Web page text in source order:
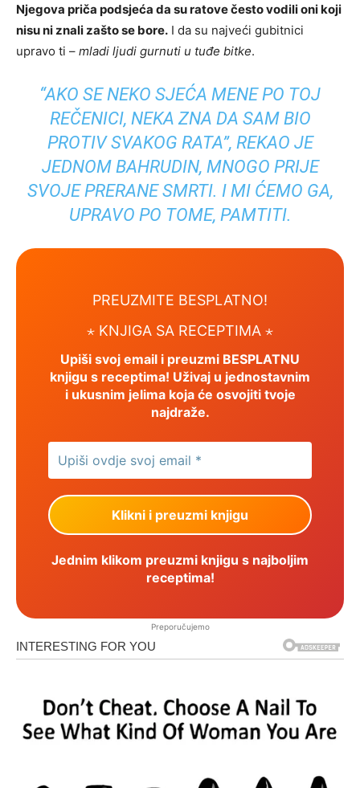
Njegova priča podsjeća da su ratove često vodili oni koji
nisu ni znali zašto se bore. I da su najveći gubitnici
upravo ti – mladi ljudi gurnuti u tuđe bitke.
“AKO SE NEKO SJEĆA MENE PO TOJ
REČENICI, NEKA ZNA DA SAM BIO
PROTIV SVAKOG RATA”, REKAO JE
JEDNOM BAHRUDIN, MNOGO PRIJE
SVOJE PRERANE SMRTI. I MI ĆEMO GA,
UPRAVO PO TOME, PAMTITI.
PREUZMITE BESPLATNO!
⋆ KNJIGA SA RECEPTIMA ⋆
Upiši svoj email i preuzmi BESPLATNU
knjigu s receptima! Uživaj u jednostavnim
i ukusnim jelima koja će osvojiti tvoje
najdraže.
Jednim klikom preuzmi knjigu s najboljim
receptima!
Preporučujemo